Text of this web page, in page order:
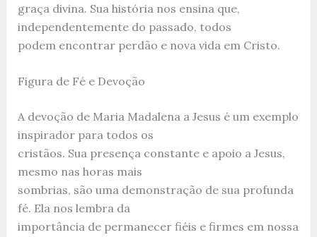
graça divina. Sua história nos ensina que,
independentemente do passado, todos
podem encontrar perdão e nova vida em Cristo.
Figura de Fé e Devoção
A devoção de Maria Madalena a Jesus é um exemplo
inspirador para todos os
cristãos. Sua presença constante e apoio a Jesus,
mesmo nas horas mais
sombrias, são uma demonstração de sua profunda
fé. Ela nos lembra da
importância de permanecer fiéis e firmes em nossa